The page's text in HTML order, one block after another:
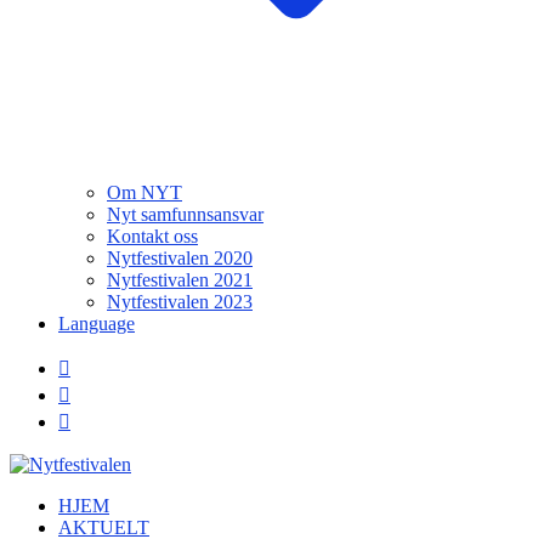
Om NYT
Nyt samfunnsansvar
Kontakt oss
Nytfestivalen 2020
Nytfestivalen 2021
Nytfestivalen 2023
Language
HJEM
AKTUELT